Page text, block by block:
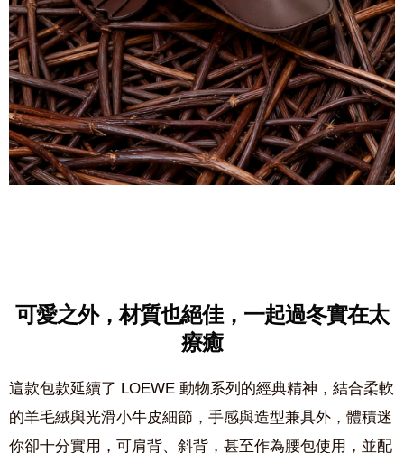
可愛之外，材質也絕佳， 一起過冬實在太
療癒
這款包款延續了 LOEWE 動物系列的經典精神，結合柔軟
的羊毛絨與光滑小牛皮細節，手感與造型兼具外，體積迷
你卻十分實用，可肩背、斜背，甚至作為腰包使用，並配